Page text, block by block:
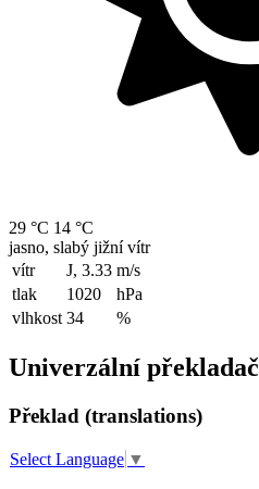
29 °C 14 °C
jasno, slabý jižní vítr
vítr
J, 3.33 m/s
tlak
1020
hPa
vlhkost 34 %
Univerzální překladač
Překlad (translations)
Select Language ▼